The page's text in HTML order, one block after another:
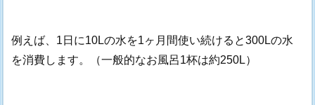
例えば、1日に10Lの水を1ヶ月間使い続けると300Lの水
を消費します。（一般的なお風呂1杯は約250L）